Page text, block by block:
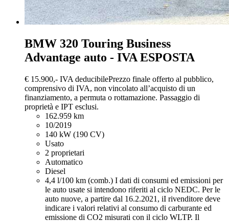
BMW 320 Touring Business
Advantage auto - IVA ESPOSTA
€ 15.900,- IVA deducibilePrezzo finale offerto al pubblico,
comprensivo di IVA, non vincolato all’acquisto di un
finanziamento, a permuta o rottamazione. Passaggio di
proprietà e IPT esclusi.
162.959 km
10/2019
140 kW (190 CV)
Usato
2 proprietari
Automatico
Diesel
4,4 l/100 km (comb.) I dati di consumi ed emissioni per
le auto usate si intendono riferiti al ciclo NEDC. Per le
auto nuove, a partire dal 16.2.2021, iI rivenditore deve
indicare i valori relativi al consumo di carburante ed
emissione di CO2 misurati con il ciclo WLTP. Il